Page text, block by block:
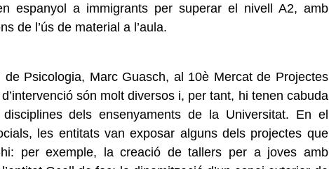
espanyol a immigrants per superar el nivell A2, amb
de l’ús de material a l’aula.
de Psicologia, Marc Guasch, al 10è Mercat de Projectes
són molt diversos i, per tant, hi tenen cabuda
dels ensenyaments de la Universitat. En el
les entitats van exposar alguns dels projectes que
hi: per exemple, la creació de tallers per a joves amb